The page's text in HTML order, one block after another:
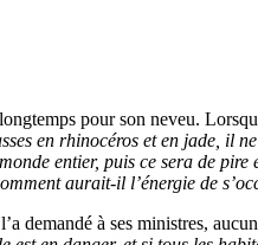
pour son neveu.
en rhinocéros et en jade, il
entier, puis ce sera de
aurait-il l’énergie de
demandé à ses ministres,